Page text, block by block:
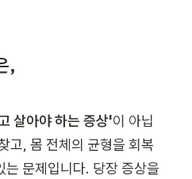
,
살아야 하는 증상'이 아닙
고, 몸 전체의 균형을 회복
는 문제입니다. 당장 증상을